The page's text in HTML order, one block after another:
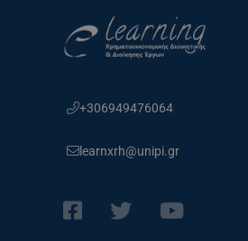
+306949476064
learnxrh@unipi.gr